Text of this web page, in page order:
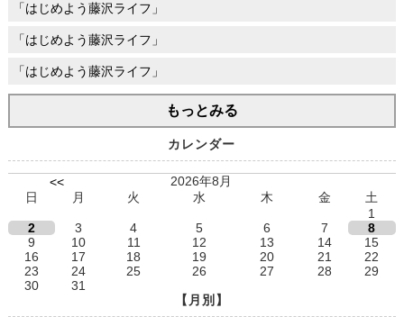
「はじめよう藤沢ライフ」
「はじめよう藤沢ライフ」
「はじめよう藤沢ライフ」
もっとみる
カレンダー
<<
2026年8月
日
月 火 水 木 金
土
1
2
3 4 5 6 7
8
9
10 11 12 13 14
15
16
17 18 19 20 21
22
23
24 25 26 27 28
29
30
31
【月別】